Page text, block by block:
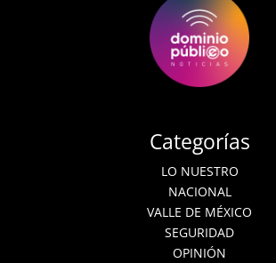
Categorías
LO NUESTRO
NACIONAL
VALLE DE MÉXICO
SEGURIDAD
OPINIÓN